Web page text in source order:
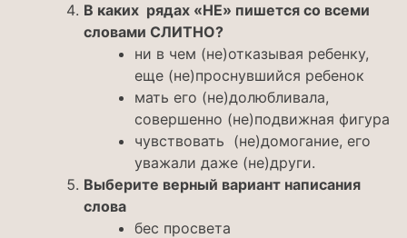
В каких рядах «НЕ» пишется со всеми
словами СЛИТНО?
ни в чем (не)отказывая ребенку,
еще (не)проснувшийся ребенок
мать его (не)долюбливала,
совершенно (не)подвижная фигура
чувствовать (не)домогание, его
уважали даже (не)други.
Выберите верный вариант написания
слова
бес просвета